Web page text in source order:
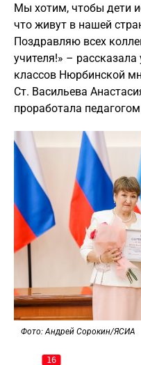
Мы хотим, чтобы дети
что живут в нашей
Поздравляю всех
учителя!» –
классов Нюрбинской
Ст. Васильева
проработала
Фото: Андрей Сорокин/ЯСИА
16